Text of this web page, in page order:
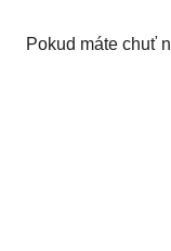
Pokud máte chuť